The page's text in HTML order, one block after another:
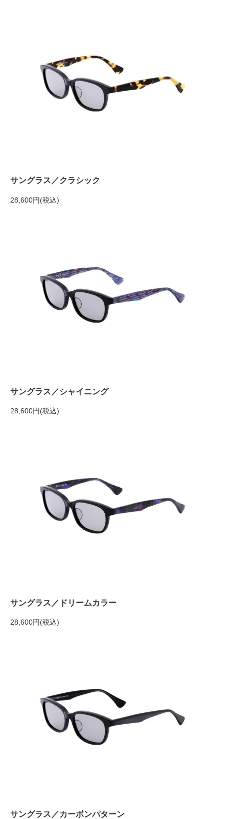
サングラス／クラシック
28,600円(税込)
サングラス／シャイニング
28,600円(税込)
サングラス／ドリームカラー
28,600円(税込)
サングラス／カーボンパターン